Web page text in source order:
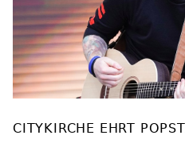
CITYKIRCHE EHRT